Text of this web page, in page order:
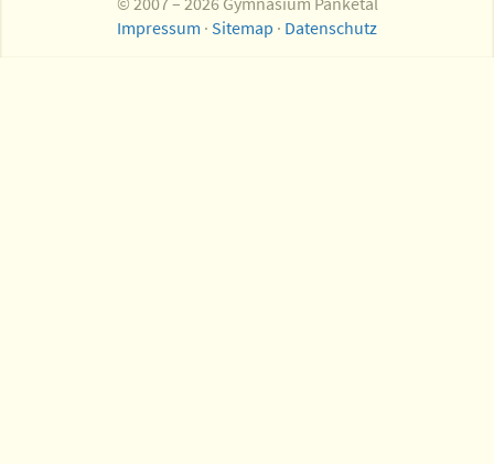
Impressum · Sitemap · Datenschutz